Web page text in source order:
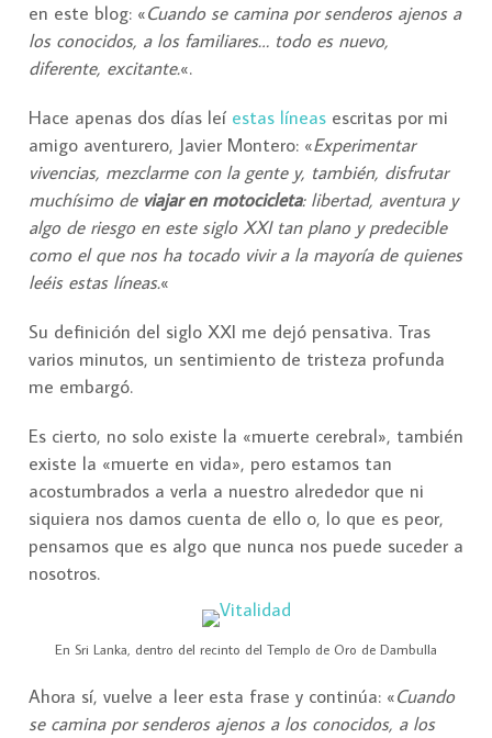
en este blog: «Cuando se camina por senderos ajenos a
los conocidos, a los familiares… todo es nuevo,
diferente, excitante.«.
Hace apenas dos días leí estas líneas escritas por mi
amigo aventurero, Javier Montero: «Experimentar
vivencias, mezclarme con la gente y, también, disfrutar
muchísimo de viajar en motocicleta: libertad, aventura y
algo de riesgo en este siglo XXI tan plano y predecible
como el que nos ha tocado vivir a la mayoría de quienes
leéis estas líneas.«
Su definición del siglo XXI me dejó pensativa. Tras
varios minutos, un sentimiento de tristeza profunda
me embargó.
Es cierto, no solo existe la «muerte cerebral», también
existe la «muerte en vida», pero estamos tan
acostumbrados a verla a nuestro alrededor que ni
siquiera nos damos cuenta de ello o, lo que es peor,
pensamos que es algo que nunca nos puede suceder a
nosotros.
En Sri Lanka, dentro del recinto del Templo de Oro de Dambulla
Ahora sí, vuelve a leer esta frase y continúa: «Cuando
se camina por senderos ajenos a los conocidos, a los